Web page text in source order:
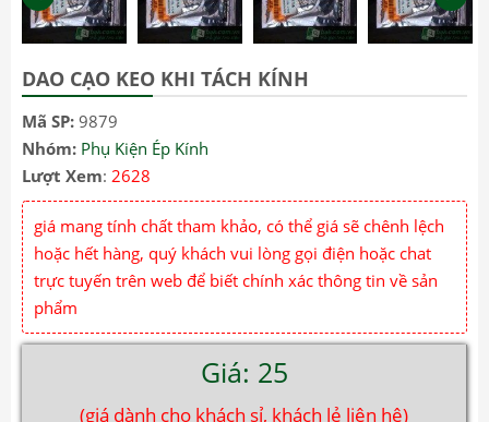
DAO CẠO KEO KHI TÁCH KÍNH
Mã SP: 9879
Nhóm: Phụ Kiện Ép Kính
Lượt Xem: 2628
giá mang tính chất tham khảo, có thể giá sẽ chênh lệch
hoặc hết hàng, quý khách vui lòng gọi điện hoặc chat
trực tuyến trên web để biết chính xác thông tin về sản
phẩm
Giá: 25
(giá dành cho khách sỉ, khách lẻ liên hệ)